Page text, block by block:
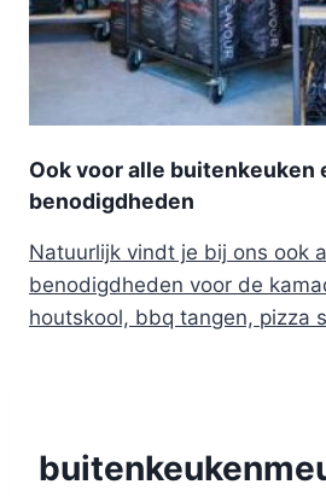
Ook voor alle buitenkeuken
benodigdheden
Natuurlijk vindt je bij ons ook
benodigdheden voor de
houtskool, bbq tangen, pizza